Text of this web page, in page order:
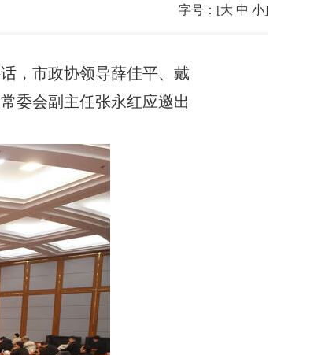
字号：[大 中 小]
，市政协领导薛佳平、戴
委会副主任张永红应邀出